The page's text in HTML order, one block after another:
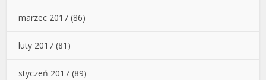
marzec 2017 (86)
luty 2017 (81)
styczeń 2017 (89)